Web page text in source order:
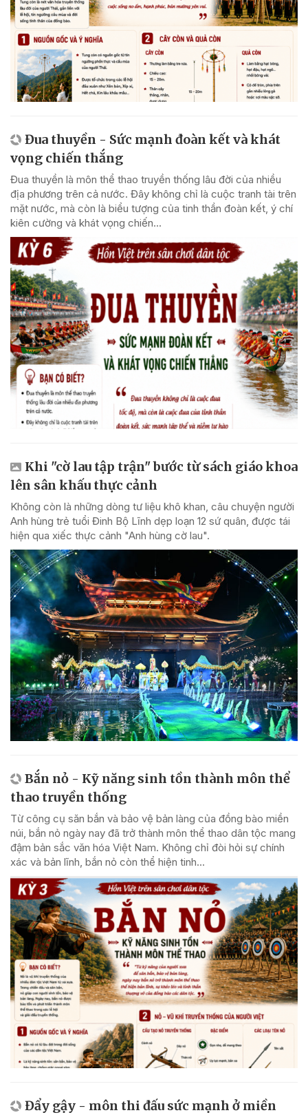
Đua thuyền - Sức mạnh đoàn kết và khát
vọng chiến thắng
Đua thuyền là môn thể thao truyền thống lâu đời của nhiều
địa phương trên cả nước. Đây không chỉ là cuộc tranh tài trên
mặt nước, mà còn là biểu tượng của tinh thần đoàn kết, ý chí
kiên cường và khát vọng chiến...
Khi "cờ lau tập trận" bước từ sách giáo khoa
lên sân khấu thực cảnh
Không còn là những dòng tư liệu khô khan, câu chuyện người
Anh hùng trẻ tuổi Đinh Bộ Lĩnh dẹp loạn 12 sứ quân, được tái
hiện qua xiếc thực cảnh "Anh hùng cờ lau".
Bắn nỏ - Kỹ năng sinh tồn thành môn thể
thao truyền thống
Từ công cụ săn bắn và bảo vệ bản làng của đồng bào miền
núi, bắn nỏ ngày nay đã trở thành môn thể thao dân tộc mang
đậm bản sắc văn hóa Việt Nam. Không chỉ đòi hỏi sự chính
xác và bản lĩnh, bắn nỏ còn thể hiện tinh...
Đẩy gậy - môn thi đấu sức mạnh ở miền